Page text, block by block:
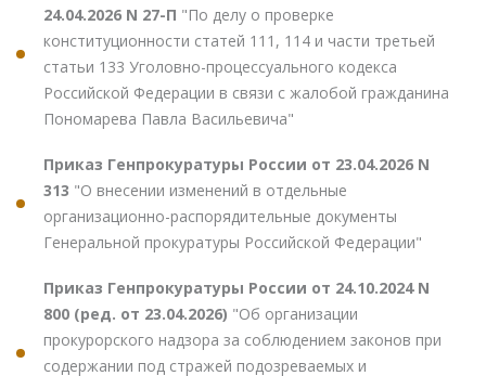
24.04.2026 N 27-П "По делу о проверке
конституционности статей 111, 114 и части третьей
статьи 133 Уголовно-процессуального кодекса
Российской Федерации в связи с жалобой гражданина
Пономарева Павла Васильевича"
Приказ Генпрокуратуры России от 23.04.2026 N
313 "О внесении изменений в отдельные
организационно-распорядительные документы
Генеральной прокуратуры Российской Федерации"
Приказ Генпрокуратуры России от 24.10.2024 N
800 (ред. от 23.04.2026) "Об организации
прокурорского надзора за соблюдением законов при
содержании под стражей подозреваемых и